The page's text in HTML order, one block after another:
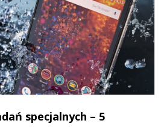
specjalnych – 5